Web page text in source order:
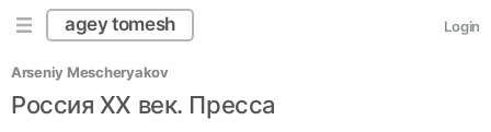
agey tomesh Login
Arseniy Mescheryakov
Россия ХХ век. Пресса